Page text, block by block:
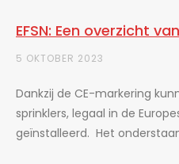
EFSN: Een overzicht
5 OKTOBER 2023
Dankzij de CE-markering
sprinklers, legaal in de
geïnstalleerd. Het